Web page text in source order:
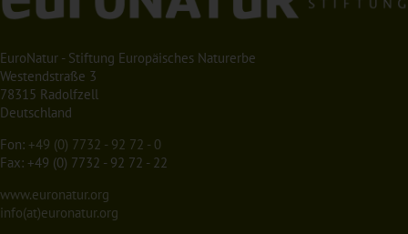
EuroNatur - Stiftung Europäisches Naturerbe
Westendstraße 3
78315 Radolfzell
Deutschland
Fon: +49 (0) 7732 - 92 72 - 0
Fax: +49 (0) 7732 - 92 72 - 22
www.euronatur.org
info(at)euronatur.org